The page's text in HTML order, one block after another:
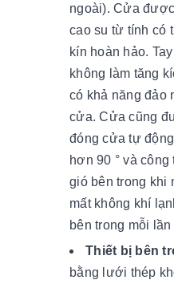
ngoài). Cửa
cao su từ tính có
kín hoàn hảo.
không làm tăng
có khả năng đảo
cửa. Cửa cũng
đóng cửa tự
hơn 90 ° và
gió bên trong khi
mất không khí
bên trong mỗi lần
Thiết bị bên
bằng lưới thép